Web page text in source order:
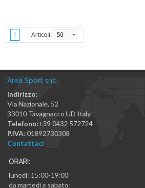
1 Articoli: 50
Area Sport snc
Indirizzo:
Via Nazionale, 52
33010 Tavagnacco UD Italy
Telefono:+39 0432 572724
P.IVA: 01892730308
Contattaci
ORARI:
lunedì: 15:00-19:00
da martedì a sabato: